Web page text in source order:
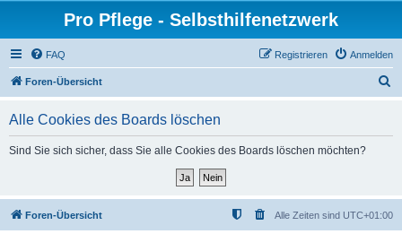
Pro Pflege - Selbsthilfenetzwerk
FAQ Anmelden
Registrieren
Foren-Übersicht
Alle Cookies des Boards löschen
Sind Sie sich sicher, dass Sie alle Cookies des Boards löschen möchten?
Foren-Übersicht Alle Zeiten sind UTC+01:00